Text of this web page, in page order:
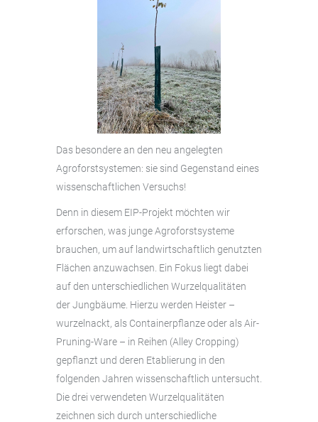
Das besondere an den neu angelegten
Agroforstsystemen: sie sind Gegenstand eines
wissenschaftlichen Versuchs!
Denn in diesem EIP-Projekt möchten wir
erforschen, was junge Agroforstsysteme
brauchen, um auf landwirtschaftlich genutzten
Flächen anzuwachsen. Ein Fokus liegt dabei
auf den unterschiedlichen Wurzelqualitäten
der Jungbäume. Hierzu werden Heister –
wurzelnackt, als Containerpflanze oder als Air-
Pruning-Ware – in Reihen (Alley Cropping)
gepflanzt und deren Etablierung in den
folgenden Jahren wissenschaftlich untersucht.
Die drei verwendeten Wurzelqualitäten
zeichnen sich durch unterschiedliche